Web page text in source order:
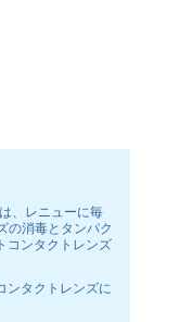
、レニューに毎
の消毒とタンパク
コンタクトレンズ
ンタクトレンズに